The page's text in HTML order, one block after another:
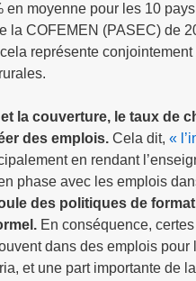
en moyenne pour les 10
la COFEMEN (PASEC) de
cela représente
la couverture, le taux de
des emplois. Cela dit, «
en rendant
phase avec les emplois
des politiques de
En conséquence,
dans des emplois
et une part importante de